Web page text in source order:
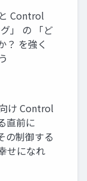
Control
」 の 「ど
？ を強く
け Control
直前に
の制御する
せになれ